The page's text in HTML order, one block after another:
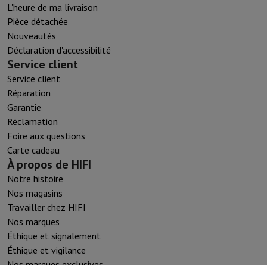
L'heure de ma livraison
Pièce détachée
Nouveautés
Déclaration d'accessibilité
Service client
Service client
Réparation
Garantie
Réclamation
Foire aux questions
Carte cadeau
À propos de HIFI
Notre histoire
Nos magasins
Travailler chez HIFI
Nos marques
Éthique et signalement
Éthique et vigilance